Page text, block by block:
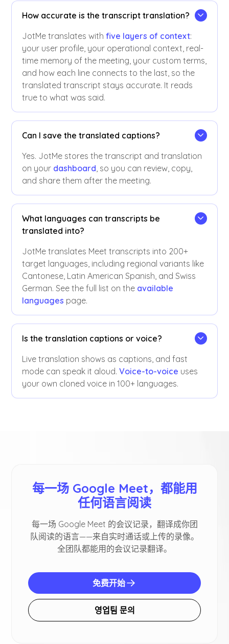
How accurate is the transcript translation?
JotMe translates with five layers of context:
your user profile, your operational context, real-
time memory of the meeting, your custom terms,
and how each line connects to the last, so the
translated transcript stays accurate. It reads
true to what was said.
Can I save the translated captions?
Yes. JotMe stores the transcript and translation
on your dashboard , so you can review, copy,
and share them after the meeting.
What languages can transcripts be
translated into?
JotMe translates Meet transcripts into 200+
target languages, including regional variants like
Cantonese, Latin American Spanish, and Swiss
German. See the full list on the available
languages page.
Is the translation captions or voice?
Live translation shows as captions, and fast
mode can speak it aloud.Voice-to-voice uses
your own cloned voice in 100+ languages.
每一场 Google Meet，都能用
任何语言阅读
每一场 Google Meet 的会议记录，翻译成你团
队阅读的语言——来自实时通话或上传的录像。
全团队都能用的会议记录翻译。
免费开始
영업팀 문의